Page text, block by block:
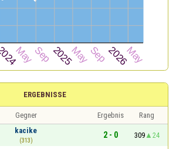
ERGEBNISSE
Gegner Ergebnis
Rang
kacike
(313)
2 - 0 309
24